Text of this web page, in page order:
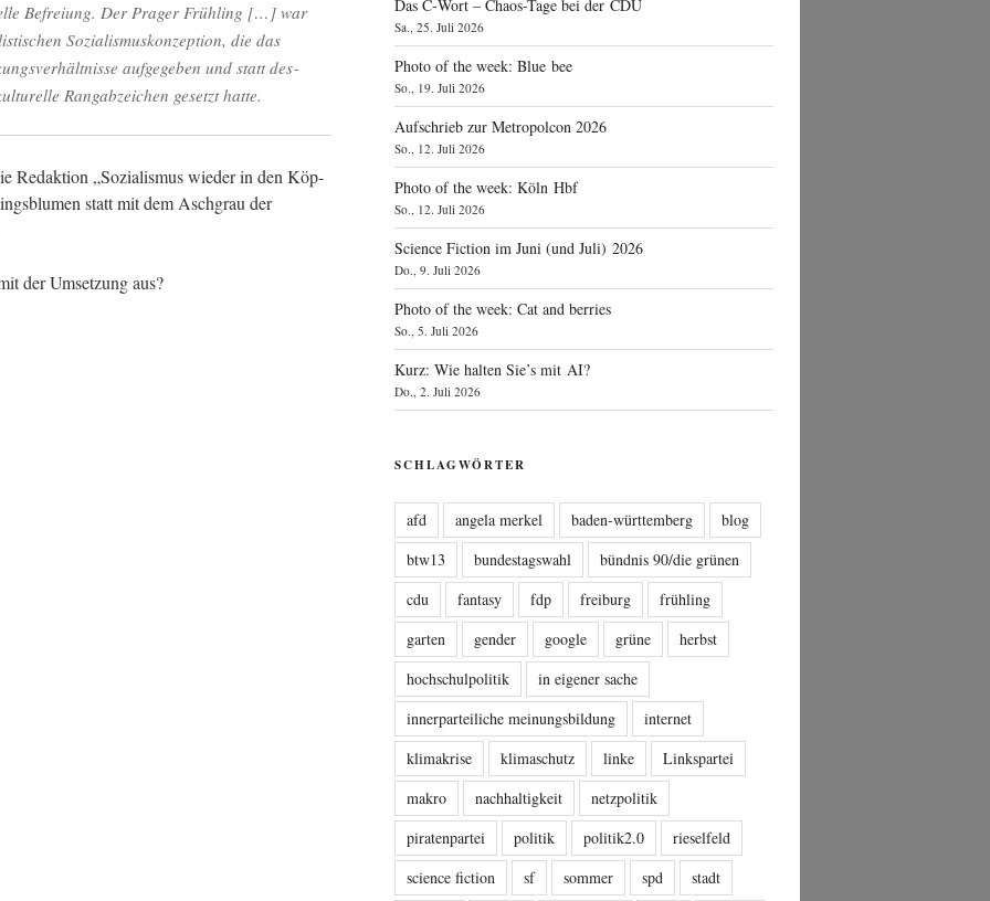
Befrei­ung. Der Pra­ger Früh­ling […] war
Sozia­lis­mus­kon­zep­ti­on, die das
auf­ge­ge­ben und statt des­
Rang­ab­zei­chen gesetzt hatte.
Redak­ti­on „Sozia­lis­mus wie­der in den Köp­
statt mit dem Asch­grau der
der Umset­zung aus?
Das C‑Wort – Chaos-Tage bei der CDU
Sa., 25. Juli 2026
Photo of the week: Blue bee
So., 19. Juli 2026
Aufschrieb zur Metropolcon 2026
So., 12. Juli 2026
Photo of the week: Köln Hbf
So., 12. Juli 2026
Science Fiction im Juni (und Juli) 2026
Do., 9. Juli 2026
Photo of the week: Cat and berries
So., 5. Juli 2026
Kurz: Wie halten Sie’s mit AI?
Do., 2. Juli 2026
SCHLAGWÖRTER
afd angela merkel baden-württemberg
blog
btw13
bundestagswahl
bündnis 90/die grünen
cdu
fantasy fdp freiburg
frühling
garten
gender google grüne
herbst
hochschulpolitik
in eigener sache
innerparteiliche meinungsbildung
internet
klimakrise
klimaschutz linke
Linkspartei
makro
nachhaltigkeit
netzpolitik
piratenpartei
politik politik2.0
rieselfeld
science fiction
sf sommer spd
stadt